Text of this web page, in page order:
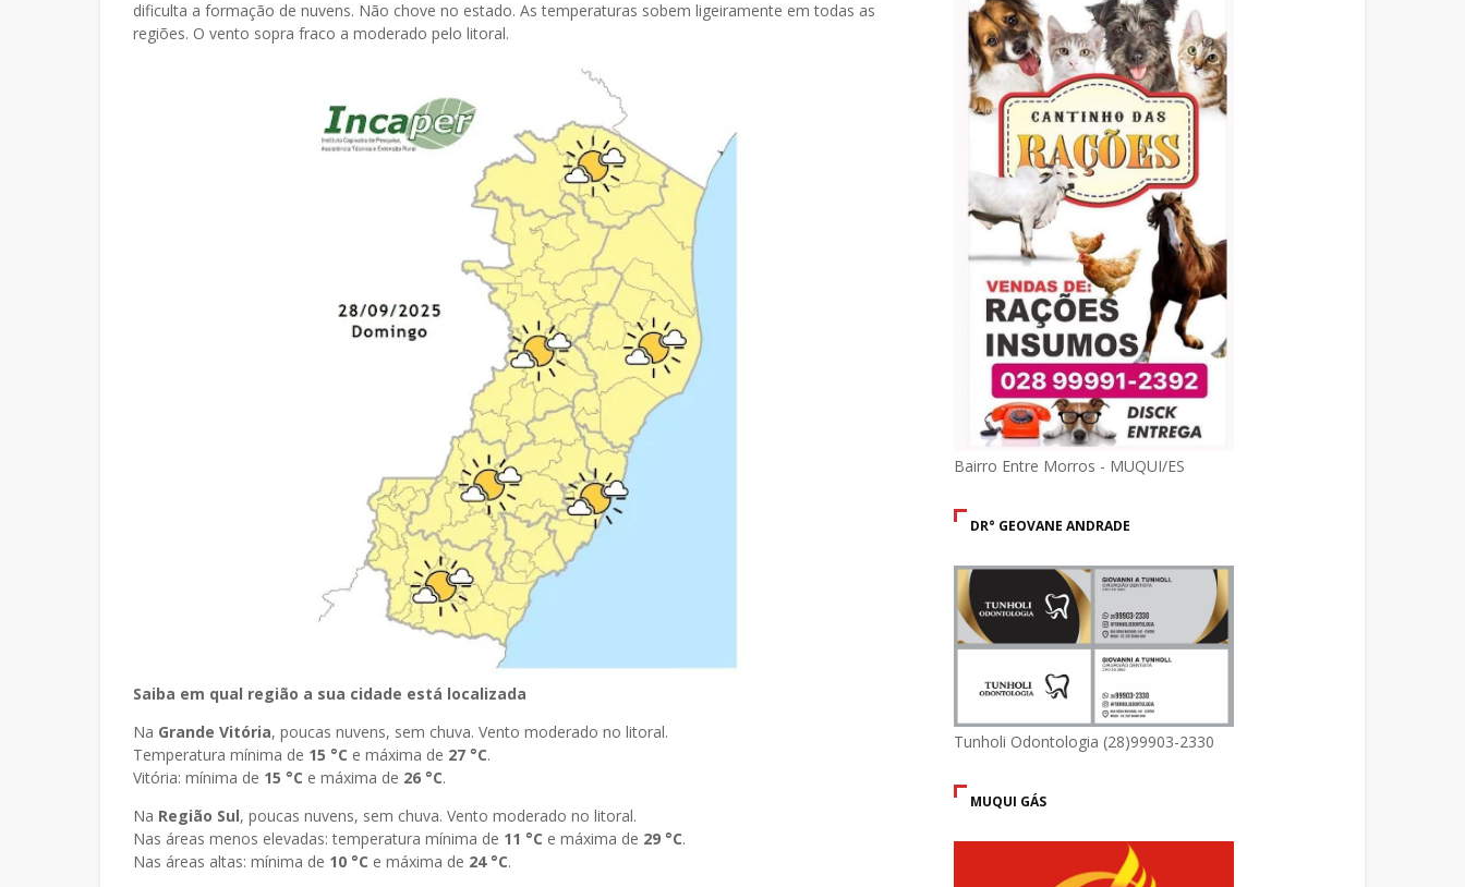
dificulta a formação de nuvens. Não chove no estado. As temperaturas sobem ligeiramente em todas as
regiões. O vento sopra fraco a moderado pelo litoral.
Saiba em qual região a sua cidade está localizada
Na Grande Vitória, poucas nuvens, sem chuva. Vento moderado no litoral.
Temperatura mínima de 15 °C e máxima de 27 °C.
Vitória: mínima de 15 °C e máxima de 26 °C.
Na Região Sul, poucas nuvens, sem chuva. Vento moderado no litoral.
Nas áreas menos elevadas: temperatura mínima de 11 °C e máxima de 29 °C.
Nas áreas altas: mínima de 10 °C e máxima de 24 °C.
Bairro Entre Morros - MUQUI/ES
DR° GEOVANE ANDRADE
Tunholi Odontologia (28)99903-2330
MUQUI GÁS